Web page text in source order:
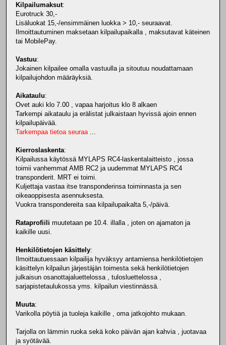
Kilpailumaksut:
Eurotruck 30,-
Lisäluokat 15,-/ensimmäinen luokka > 10,- seuraavat.
Ilmoittautuminen maksetaan kilpailupaikalla , maksutavat käteinen
tai MobilePay.
Vastuu:
Jokainen kilpailee omalla vastuulla ja sitoutuu noudattamaan
kilpailujohdon määräyksiä.
Aikataulu:
Ovet auki klo 7.00 , vapaa harjoitus klo 8 alkaen
Tarkempi aikataulu ja erälistat julkaistaan hyvissä ajoin ennen
kilpailupäivää.
Tarkempaa tietoa seuraa
Kierroslaskenta:
Kilpailussa käytössä MYLAPS RC4-laskentalaitteisto , jossa
toimii vanhemmat AMB RC2 ja uudemmat MYLAPS RC4
transponderit. MRT ei toimi.
Kuljettaja vastaa itse transponderinsa toiminnasta ja sen
oikeaoppisesta asennuksesta.
Vuokra transpondereita saa kilpailupaikalta 5,-/päivä.
Rataprofiili muutetaan pe 10.4. illalla , joten on ajamaton ja
kaikille uusi.
Henkilötietojen käsittely:
Ilmoittautuessaan kilpailija hyväksyy antamiensa henkilötietojen
käsittelyn kilpailun järjestäjän toimesta sekä henkilötietojen
julkaisun osanottajaluettelossa , tulosluettelossa ,
sarjapistetaulukossa yms. kilpailun viestinnässä.
Muuta:
Varikolla pöytiä ja tuoleja kaikille , oma jatkojohto mukaan.
Tarjolla on lämmin ruoka sekä koko päivän ajan kahvia , juotavaa
ja syötävää.